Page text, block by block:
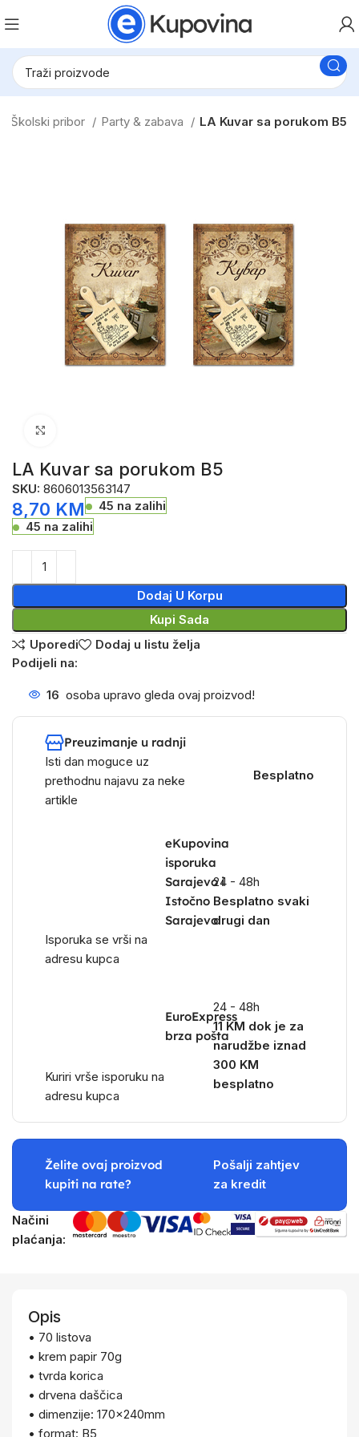
i Školski pribor Party & zabava LA Kuvar sa porukom B5
LA Kuvar sa porukom B5
SKU:8606013563147
8,70 KM
45 na zalihi
45 na zalihi
Dodaj U Korpu
Kupi Sada
Uporedi
Dodaj u listu želja
Podijeli na:
16 osoba upravo gleda ovaj proizvod!
Preuzimanje u radnji
Isti dan moguce uz
prethodnu najavu za neke
artikle
Besplatno
eKupovina
isporuka
Sarajevo i
Istočno
Sarajevo
Isporuka se vrši na
adresu kupca
24 - 48h
Besplatno svaki
drugi dan
EuroExpress
brza pošta
Kuriri vrše isporuku na
adresu kupca
24 - 48h
11 KM dok je za
narudžbe iznad
300 KM
besplatno
Želite ovaj proizvod
kupiti na rate?
Pošalji zahtjev
za kredit
Načini
plaćanja:
Opis
• 70 listova
• krem papir 70g
• tvrda korica
• drvena daščica
• dimenzije: 170x240mm
• format: B5